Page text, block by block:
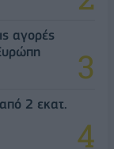
αγορές
2 εκατ.